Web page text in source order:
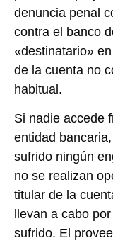
denuncia penal
contra el banco
«destinatario»
de la cuenta no
habitual.
Si nadie accede
entidad
sufrido ningún
no se realizan
titular de la
llevan a cabo
sufrido. El